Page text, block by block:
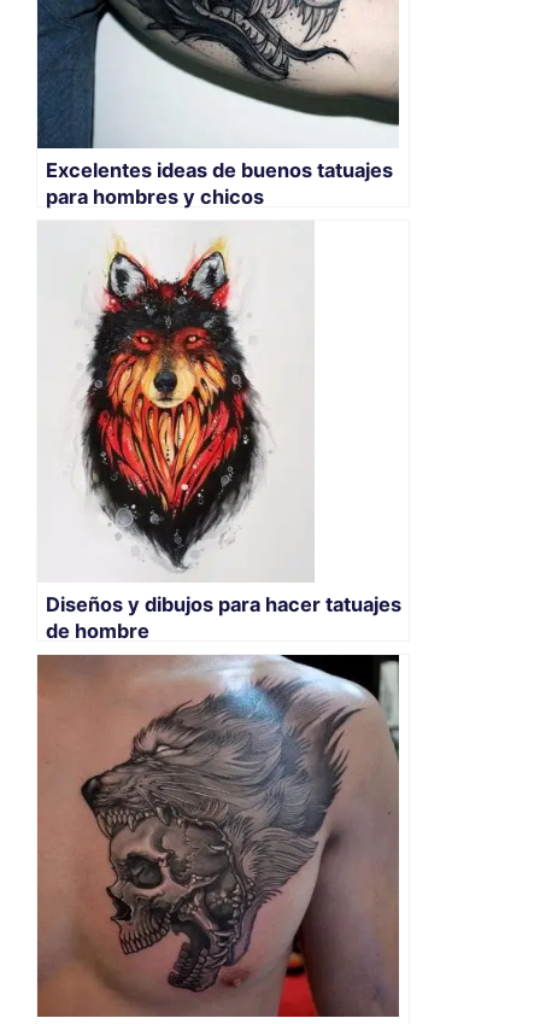
Excelentes ideas de buenos tatuajes
para hombres y chicos
Diseños y dibujos para hacer tatuajes
de hombre